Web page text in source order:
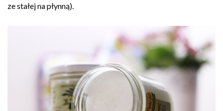
ze stałej na płynną).